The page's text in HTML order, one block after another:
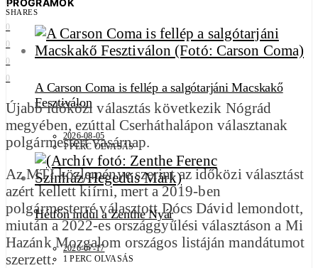
A Carson Coma is fellép a salgótarjáni Macskakő
Fesztiválon
2026-08-05
1 PERC OLVASÁS
Hétfőn indul a Zenthe Nyár
2026-07-17
1 PERC OLVASÁS
0
SHARES
0
0
0
0
Újabb időközi választás következik Nógrád
megyében, ezúttal Cserháthalápon választanak
polgármestert vasárnap.
Az MTI közleménye szerint az időközi választást
azért kellett kiírni, mert a 2019-ben
polgármesterré választott Dócs Dávid lemondott,
miután a 2022-es országgyűlési választáson a Mi
Hazánk Mozgalom országos listáján mandátumot
szerzett.